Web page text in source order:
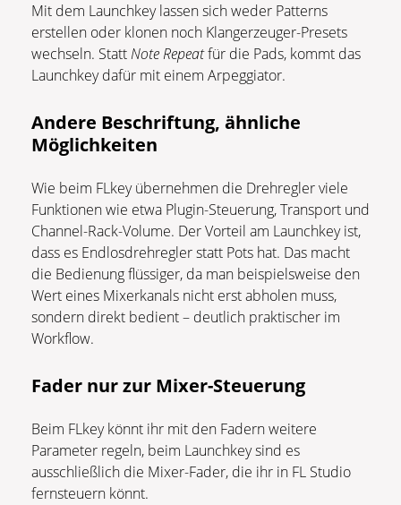
Mit dem Launchkey lassen sich weder Patterns
erstellen oder klonen noch Klangerzeuger-Presets
wechseln. StattNote Repeatfür die Pads, kommt das
Launchkey dafür mit einem Arpeggiator.
Andere Beschriftung, ähnliche
Möglichkeiten
Wie beim FLkey übernehmen die Drehregler viele
Funktionen wie etwa Plugin-Steuerung, Transport und
Channel-Rack-Volume. Der Vorteil am Launchkey ist,
dass es Endlosdrehregler statt Pots hat. Das macht
die Bedienung flüssiger, da man beispielsweise den
Wert eines Mixerkanals nicht erst abholen muss,
sondern direkt bedient – deutlich praktischer im
Workflow.
Fader nur zur Mixer-Steuerung
Beim FLkey könnt ihr mit den Fadern weitere
Parameter regeln, beim Launchkey sind es
ausschließlich die Mixer-Fader, die ihr in FL Studio
fernsteuern könnt.